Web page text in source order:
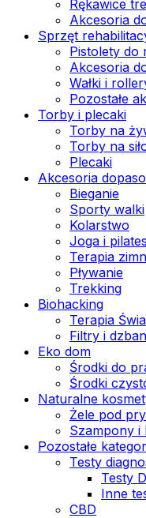
Rękawice
Akcesoria
Sprzęt
Pistolety do
Akcesoria
Wałki i
Pozostałe
Torby i plecaki
Torby na
Torby na
Plecaki
Akcesoria
Bieganie
Sporty walki
Kolarstwo
Joga i pilates
Terapia
Pływanie
Trekking
Biohacking
Terapia
Filtry i
Eko dom
Środki do
Środki
Naturalne
Żele pod
Szampony i
Pozostałe
Testy
Testy
Inne
CBD